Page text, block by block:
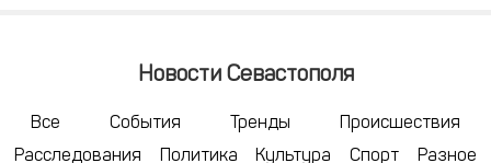
Новости Севастополя
Все События Тренды
Происшествия
Расследования
Политика Культура Спорт Разное